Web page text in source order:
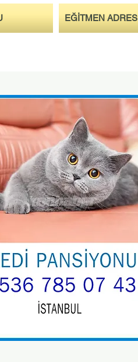
EĞİTMEN ADRES